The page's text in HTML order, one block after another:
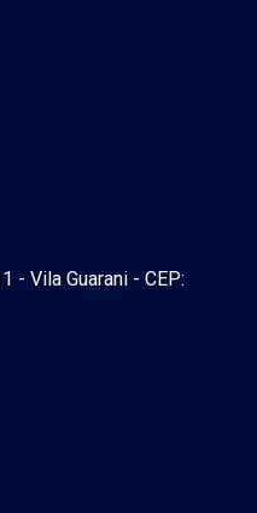
- Vila Guarani - CEP: